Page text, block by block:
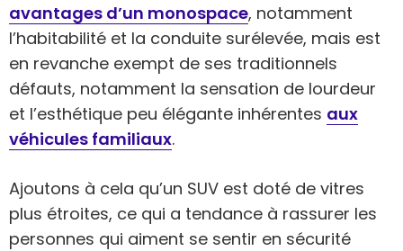
avantages d’un monospace, notamment
l’habitabilité et la conduite surélevée, mais est
en revanche exempt de ses traditionnels
défauts, notamment la sensation de lourdeur
et l’esthétique peu élégante inhérentes aux
véhicules familiaux.
Ajoutons à cela qu’un SUV est doté de vitres
plus étroites, ce qui a tendance à rassurer les
personnes qui aiment se sentir en sécurité